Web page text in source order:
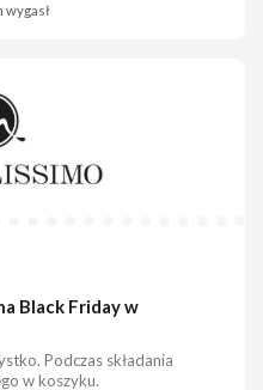
wygasł
Black Friday w
Podczas składania
w koszyku.